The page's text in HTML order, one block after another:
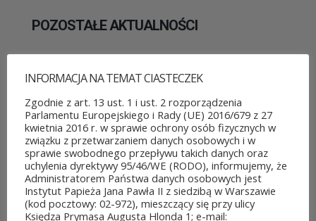
POZOSTAŁE AKTUALNOŚCI
ROZPOCZĘŁO SIĘ GŁOSOWANIE W BUDŻECIE
OBYWATELSKIM MAZOWSZA!
03 sierpnia&8b44p;2026
Można już głosować
na projekty zgłoszone do 7.
INFORMACJA NA TEMAT CIASTECZEK
Zgodnie z art. 13 ust. 1 i ust. 2 rozporządzenia
Parlamentu Europejskiego i Rady (UE) 2016/679 z 27
kwietnia 2016 r. w sprawie ochrony osób fizycznych w
związku z przetwarzaniem danych osobowych i w
sprawie swobodnego przepływu takich danych oraz
uchylenia dyrektywy 95/46/WE (RODO), informujemy, że
Administratorem Państwa danych osobowych jest
Instytut Papieża Jana Pawła II z siedzibą w Warszawie
(kod pocztowy: 02-972), mieszczący się przy ulicy
Księdza Prymasa Augusta Hlonda 1; e-mail: